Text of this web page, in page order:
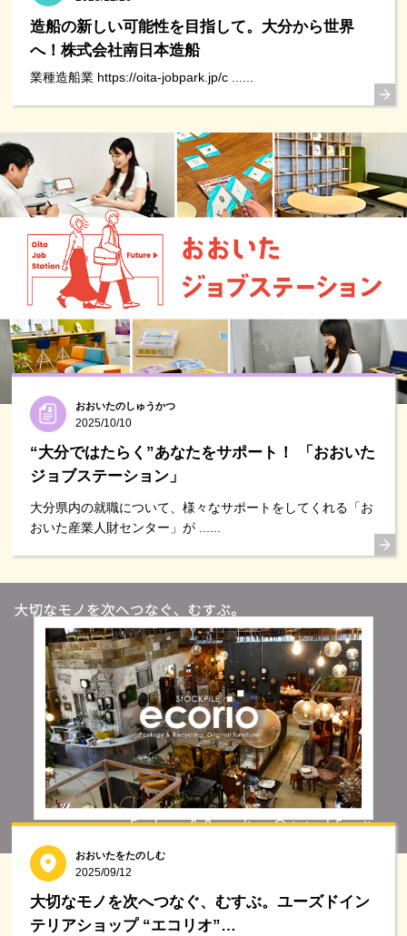
造船の新しい可能性を目指して。大分から世界
へ！株式会社南日本造船
業種造船業 https://oita-jobpark.jp/c ......
おおいたのしゅうかつ
2025/10/10
“大分ではたらく”あなたをサポート！ 「おおいた
ジョブステーション」
大分県内の就職について、様々なサポートをしてくれる「お
おいた産業人財センター」が ......
おおいたをたのしむ
2025/09/12
大切なモノを次へつなぐ、むすぶ。ユーズドイン
テリアショップ “エコリオ”…